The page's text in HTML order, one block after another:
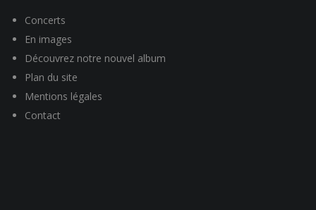
Concerts
En images
Découvrez notre nouvel album
Plan du site
Mentions légales
Contact